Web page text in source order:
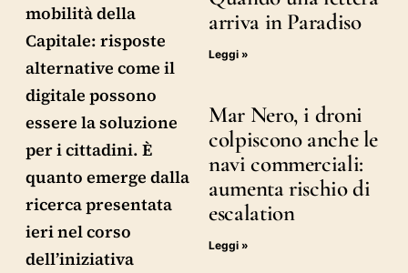
mobilità della
Capitale: risposte
alternative come il
digitale possono
essere la soluzione
per i cittadini. È
quanto emerge dalla
ricerca presentata
ieri nel corso
dell’iniziativa
arriva in Paradiso
Leggi »
Mar Nero, i droni
colpiscono anche le
navi commerciali:
aumenta rischio di
escalation
Leggi »